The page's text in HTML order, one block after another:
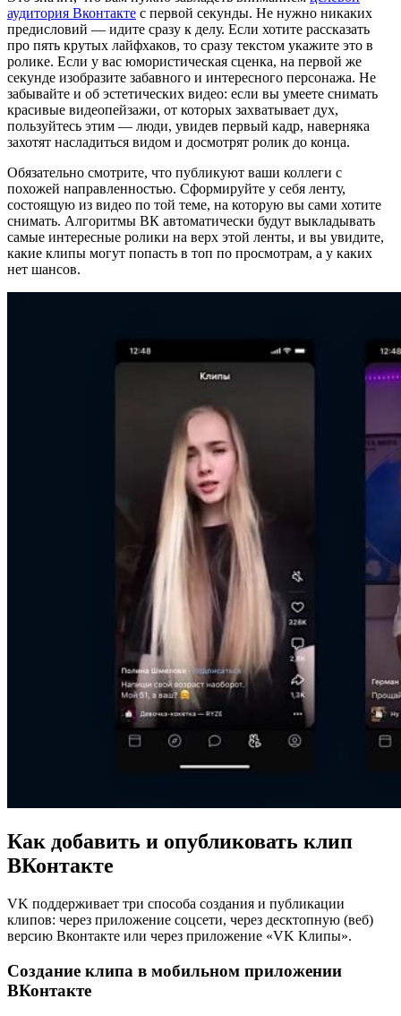
аудитория Вконтакте с первой секунды. Не нужно никаких
предисловий — идите сразу к делу. Если хотите рассказать
про пять крутых лайфхаков, то сразу текстом укажите это в
ролике. Если у вас юмористическая сценка, на первой же
секунде изобразите забавного и интересного персонажа. Не
забывайте и об эстетических видео: если вы умеете снимать
красивые видеопейзажи, от которых захватывает дух,
пользуйтесь этим — люди, увидев первый кадр, наверняка
захотят насладиться видом и досмотрят ролик до конца.
Обязательно смотрите, что публикуют ваши коллеги с
похожей направленностью. Сформируйте у себя ленту,
состоящую из видео по той теме, на которую вы сами хотите
снимать. Алгоритмы ВК автоматически будут выкладывать
самые интересные ролики на верх этой ленты, и вы увидите,
какие клипы могут попасть в топ по просмотрам, а у каких
нет шансов.
Как добавить и опубликовать клип
ВКонтакте
VK поддерживает три способа создания и публикации
клипов: через приложение соцсети, через десктопную (веб)
версию Вконтакте или через приложение «VK Клипы».
Создание клипа в мобильном приложении
ВКонтакте